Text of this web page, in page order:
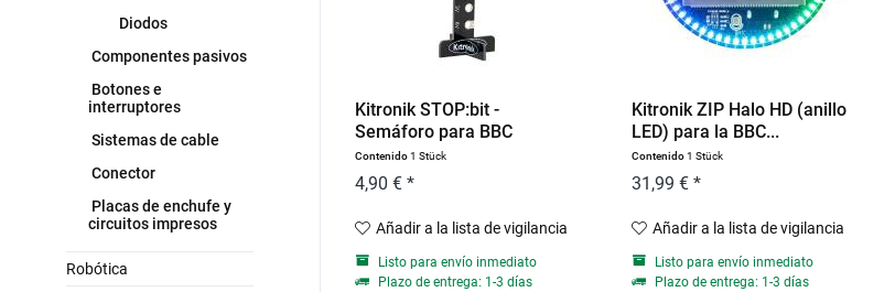
Diodos
Componentes pasivos
Botones e
interruptores
Sistemas de cable
Conector
Placas de enchufe y
circuitos impresos
Robótica
Kitronik STOP:bit -
Semáforo para BBC
micro:bit
Contenido1 Stück
4,90 € *
Añadir a la lista de vigilancia
Listo para envío inmediato
Plazo de entrega: 1-3 días
Kitronik ZIP Halo HD (anillo
LED) para la BBC...
Contenido1 Stück
31,99 € *
Añadir a la lista de vigilancia
Listo para envío inmediato
Plazo de entrega: 1-3 días